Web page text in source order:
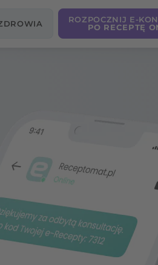
ROZPOCZNIJ E-
PO RECEPTĘ